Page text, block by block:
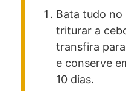
Bata tudo
triturar a
transfira
e conserve
10 dias.